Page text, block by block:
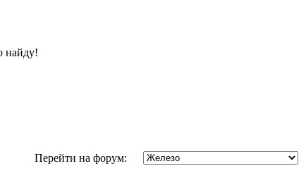
найду!
Перейти на форум: